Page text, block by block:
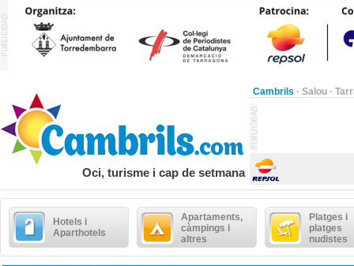
Cambrils · Salou ·
Oci, turisme i cap de setmana
Hotels i
Aparthotels
Apartaments,
càmpings i
altres
Platges i
platges
nudistes